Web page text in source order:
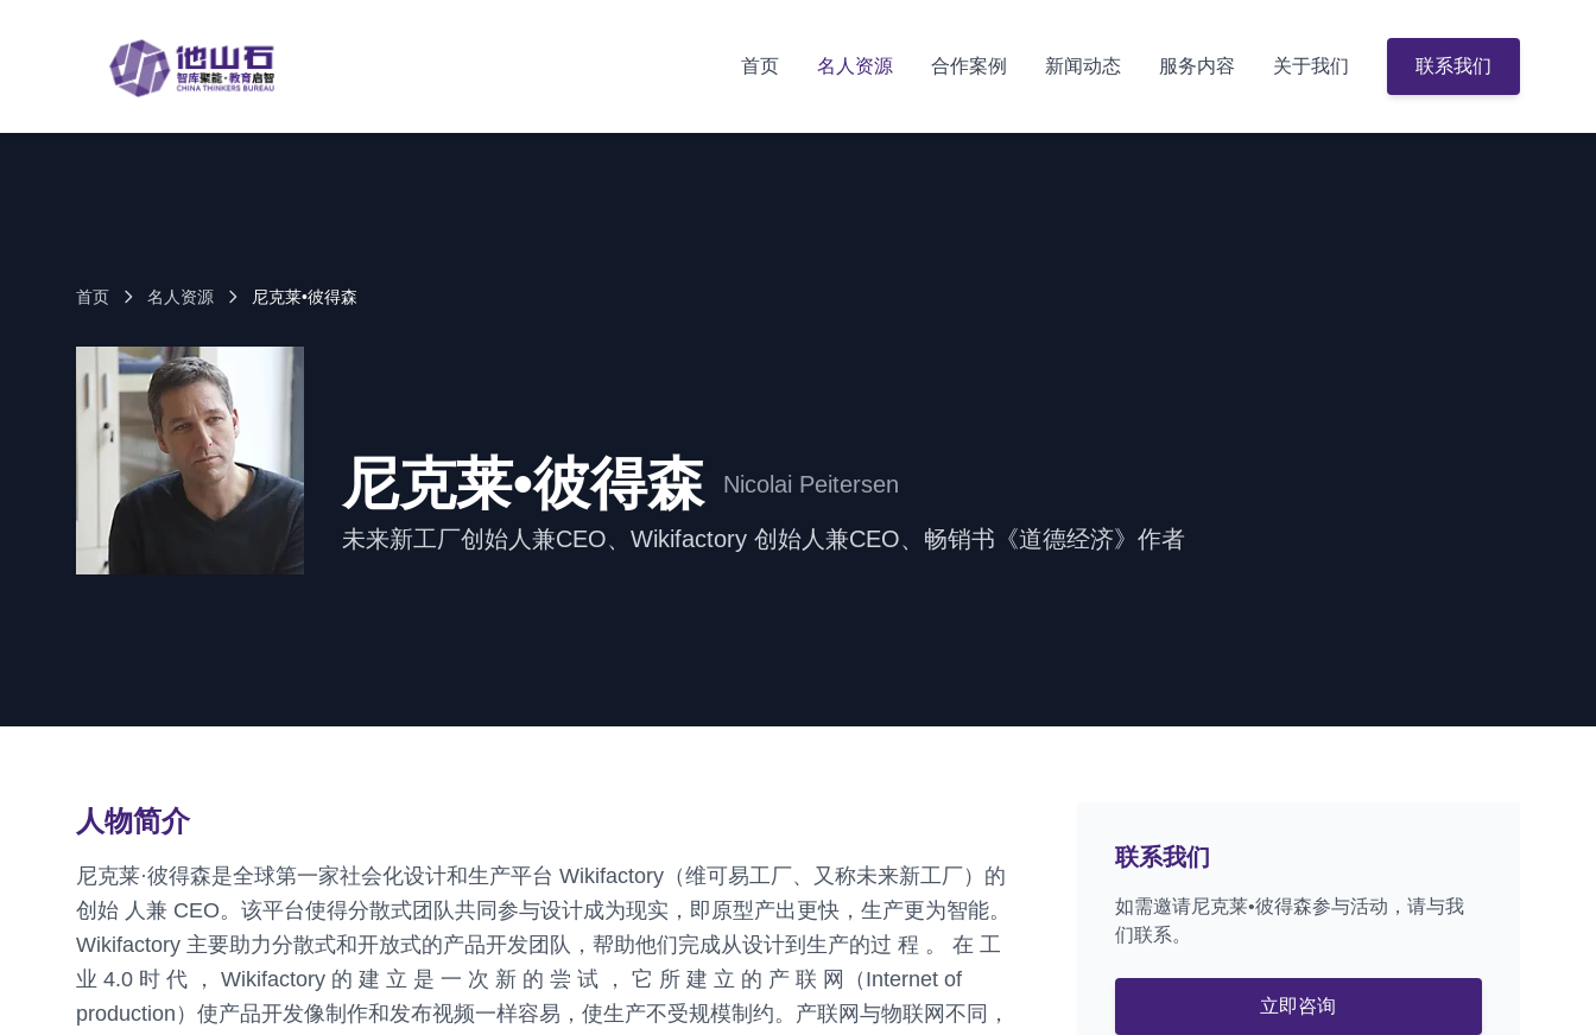
首页 名人资源 合作案例 新闻动态 服务内容 关于我们 联系我们
首页 名人资源 尼克莱•彼得森
尼克莱•彼得森 Nicolai Peitersen
未来新工厂创始人兼CEO、Wikifactory 创始人兼CEO、畅销书《道德经济》作者
人物简介
尼克莱·彼得森是全球第一家社会化设计和生产平台 Wikifactory（维可易工厂、又称未来新工厂）的
创始 人兼 CEO。该平台使得分散式团队共同参与设计成为现实，即原型产出更快，生产更为智能。
Wikifactory 主要助力分散式和开放式的产品开发团队，帮助他们完成从设计到生产的过 程 。 在 工
业 4.0 时 代 ， Wikifactory 的 建 立 是 一 次 新 的 尝 试 ， 它 所 建 立 的 产 联 网（Internet of
production）使产品开发像制作和发布视频一样容易，使生产不受规模制约。产联网与物联网不同，
联系我们
如需邀请尼克莱•彼得森参与活动，请与我
们联系。
立即咨询